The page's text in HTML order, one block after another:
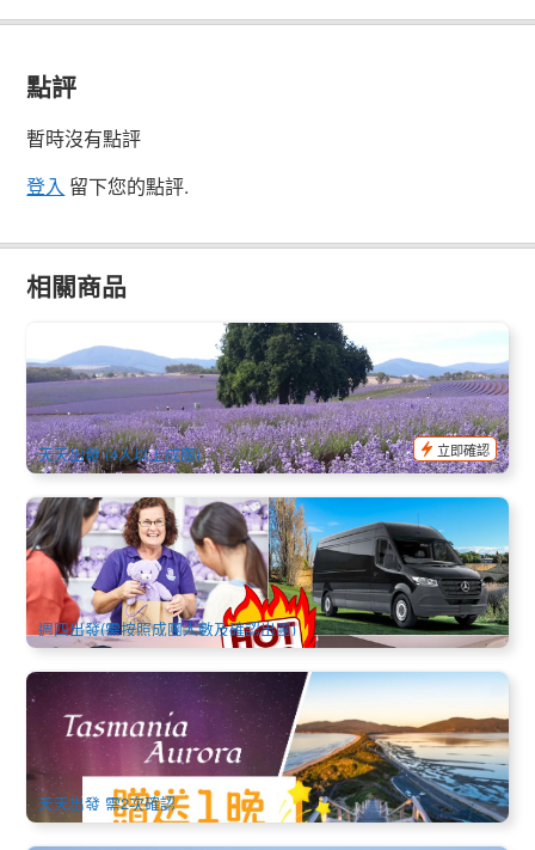
點評
暫時沒有點評
登入 留下您的點評.
相關商品
塔斯馬尼亞 布萊斯多薰衣草莊園接駁車｜朗塞斯頓往返
(Bridestowe Lavender Farm)
77 已預訂
AUD $98.00 $100.00
TAS06466
天天出發 (4人以上成團)
立即確認
塔斯縱橫全覽11天10晚 (英文, 霍巴特出發 / 霍巴特結束 )
17 已預訂
AUD $ 5,831.00 $6,220.00
TAS06310
週四出發(需按照成團人數及確認出團)
店長推薦 | 2026年5-9月南極光 | 塔斯馬尼亞追光之旅中文4日
遊
616 已預訂
AUD $716.00 $738.00
TAS06142
天天出發 需2次確認